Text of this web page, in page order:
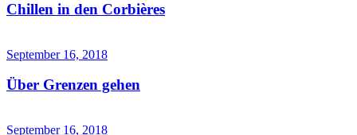
Chillen in den Corbières
September 16, 2018
Über Grenzen gehen
September 16, 2018